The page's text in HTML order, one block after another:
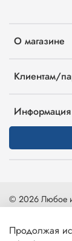
О магазине
Клиентам/
Информация
© 2026 Любое
Карта сайта|
Продолжая